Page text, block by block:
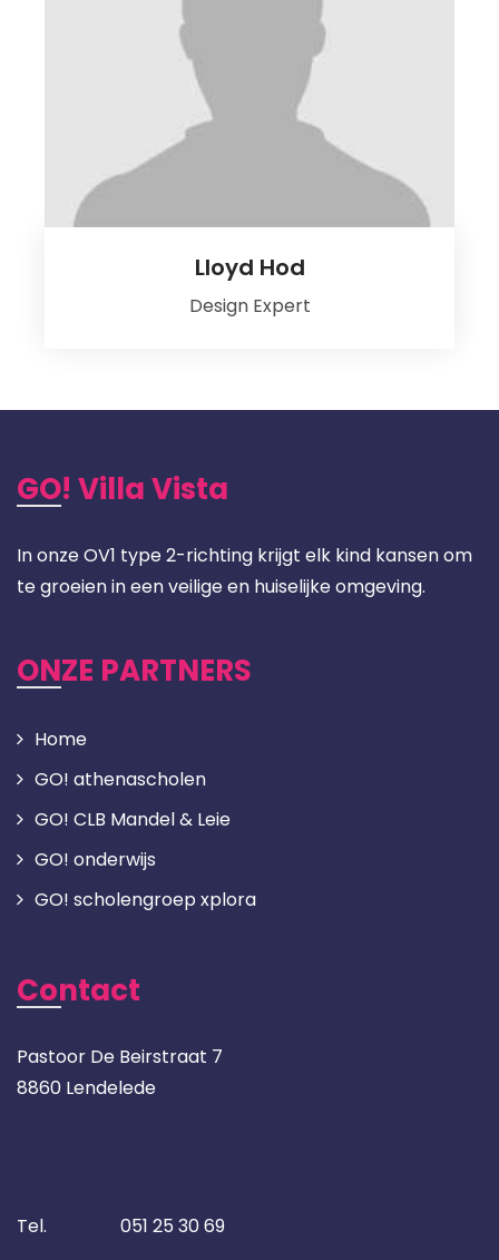
Lloyd Hod
Design Expert
GO! Villa Vista
In onze OV1 type 2-richting krijgt elk kind kansen om
te groeien in een veilige en huiselijke omgeving.
ONZE PARTNERS
Home
GO! athenascholen
GO! CLB Mandel & Leie
GO! onderwijs
GO! scholengroep xplora
Contact
Pastoor De Beirstraat 7
8860 Lendelede
Tel.
051 25 30 69